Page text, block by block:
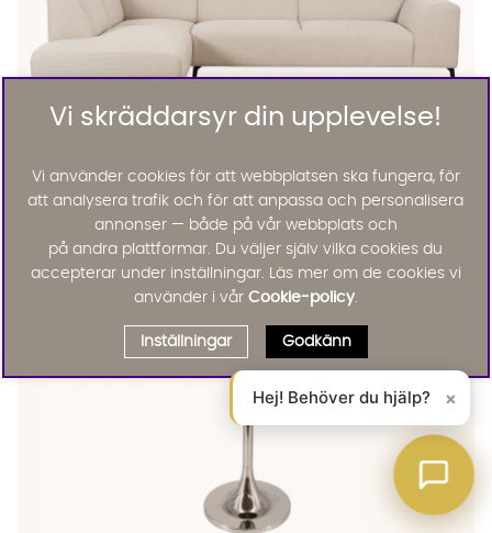
Nice
NICE L-Soffa Vänster Greige
11995 :-
Lägg till
Vi skräddarsyr din upplevelse!
Vi använder cookies för att webbplatsen ska fungera, för
att analysera trafik och för att anpassa och personalisera
annonser — både på vår webbplats och
på andra plattformar. Du väljer själv vilka cookies du
accepterar under inställningar. Läs mer om de cookies vi
använder i vår Cookie-policy.
Inställningar Godkänn
Hej! Behöver du hjälp? ×